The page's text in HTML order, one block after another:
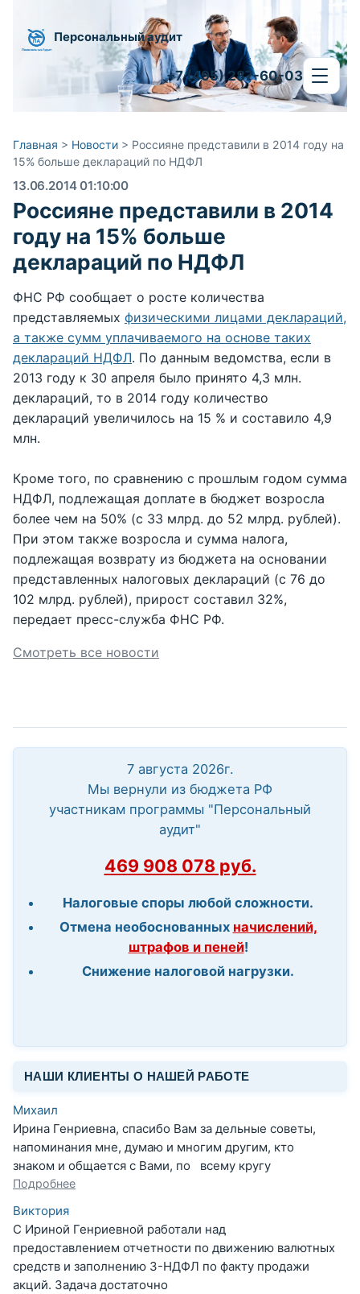
Персональный аудит
+7 (495) 287-60-03
Главная > Новости > Россияне представили в 2014 году на
15% больше деклараций по НДФЛ
13.06.2014 01:10:00
Россияне представили в 2014
году на 15% больше
деклараций по НДФЛ
ФНС РФ сообщает о росте количества
представляемых физическими лицами деклараций,
а также сумм уплачиваемого на основе таких
деклараций НДФЛ. По данным ведомства, если в
2013 году к 30 апреля было принято 4,3 млн.
деклараций, то в 2014 году количество
деклараций увеличилось на 15 % и составило 4,9
млн.
Кроме того, по сравнению с прошлым годом сумма
НДФЛ, подлежащая доплате в бюджет возросла
более чем на 50% (с 33 млрд. до 52 млрд. рублей).
При этом также возросла и сумма налога,
подлежащая возврату из бюджета на основании
представленных налоговых деклараций (с 76 до
102 млрд. рублей), прирост составил 32%,
передает пресс-служба ФНС РФ.
Смотреть все новости
7 августа 2026г.
Мы вернули из бюджета РФ
участникам программы "Персональный
аудит"
469 908 078 руб.
Налоговые споры любой сложности.
Отмена необоснованных начислений,
штрафов и пеней!
Снижение налоговой нагрузки.
НАШИ КЛИЕНТЫ О НАШЕЙ РАБОТЕ
Михаил
Ирина Генриевна, спасибо Вам за дельные советы,
напоминания мне, думаю и многим другим, кто
знаком и общается с Вами, по всему кругу
Подробнее
Виктория
С Ириной Генриевной работали над
предоставлением отчетности по движению валютных
средств и заполнению 3-НДФЛ по факту продажи
акций. Задача достаточно